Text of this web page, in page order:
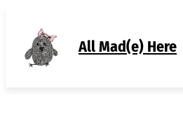
contenu
All Mad(e) Here